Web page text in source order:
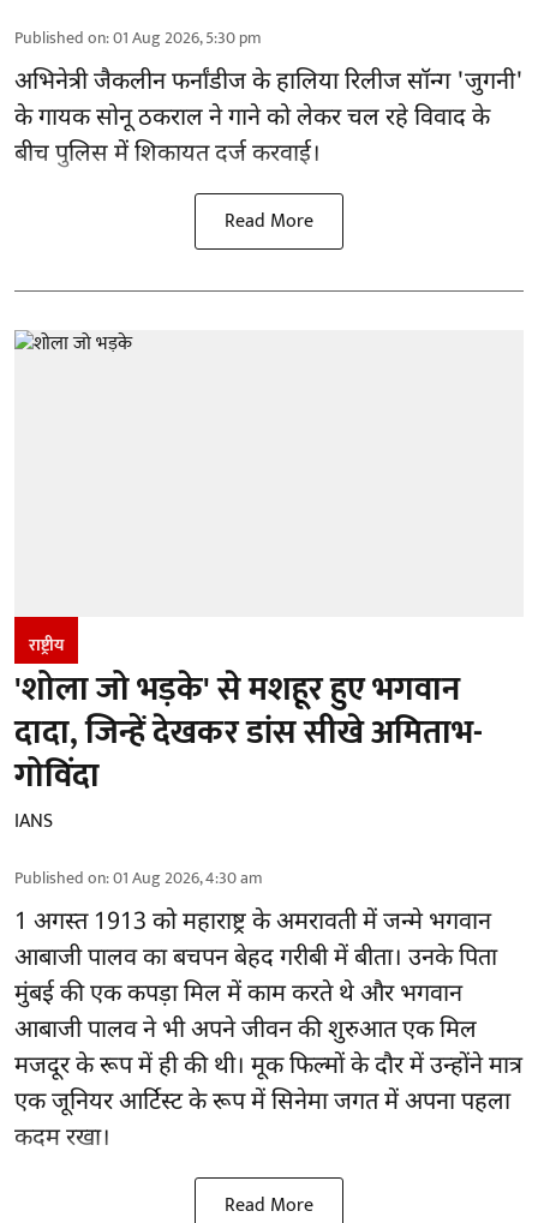
Published on:01 Aug 2026, 5:30 pm
अभिनेत्री जैकलीन फर्नांडीज के हालिया रिलीज सॉन्ग 'जुगनी'
के गायक सोनू ठकराल ने गाने को लेकर चल रहे विवाद के
बीच पुलिस में शिकायत दर्ज करवाई।
Read More
राष्ट्रीय
'शोला जो भड़के' से मशहूर हुए भगवान
दादा, जिन्हें देखकर डांस सीखे अमिताभ-
गोविंदा
IANS
Published on:01 Aug 2026, 4:30 am
1 अगस्त 1913 को महाराष्ट्र के अमरावती में जन्मे भगवान
आबाजी पालव का बचपन बेहद गरीबी में बीता। उनके पिता
मुंबई की एक कपड़ा मिल में काम करते थे और भगवान
आबाजी पालव ने भी अपने जीवन की शुरुआत एक मिल
मजदूर के रूप में ही की थी। मूक फिल्मों के दौर में उन्होंने मात्र
एक जूनियर आर्टिस्ट के रूप में सिनेमा जगत में अपना पहला
कदम रखा।
Read More